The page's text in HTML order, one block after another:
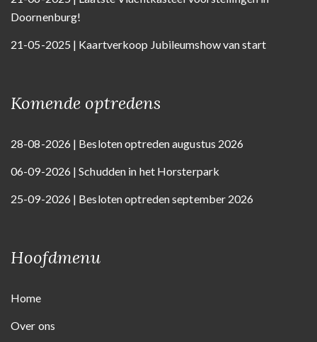
Doornenburg!
21-05-2025 | Kaartverkoop Jubileumshow van start
Komende optredens
28-08-2026 | Besloten optreden augustus 2026
06-09-2026 | Schudden in het Horsterpark
25-09-2026 | Besloten optreden september 2026
Hoofdmenu
Home
Over ons